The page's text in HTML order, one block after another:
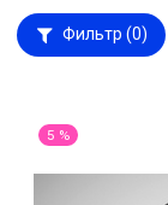
Фильтр (0)
5 %